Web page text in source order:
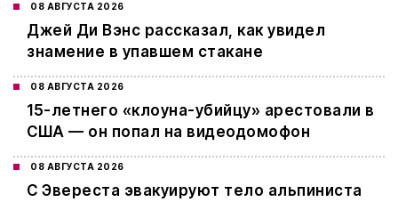
08 АВГУСТА 2026
Джей Ди Вэнс рассказал, как увидел
знамение в упавшем стакане
08 АВГУСТА 2026
15-летнего «клоуна-убийцу» арестовали в
США — он попал на видеодомофон
08 АВГУСТА 2026
С Эвереста эвакуируют тело альпиниста